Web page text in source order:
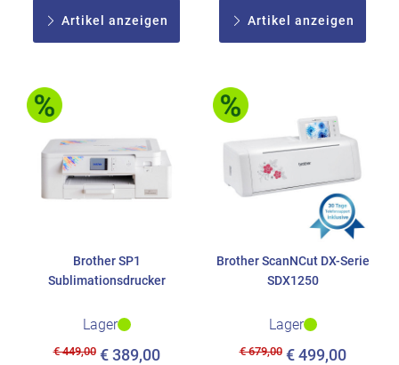
Artikel anzeigen Artikel anzeigen
Brother SP1
Sublimationsdrucker
Lager
€ 449,00€ 389,00
Brother ScanNCut DX-Serie
SDX1250
Lager
€ 679,00€ 499,00